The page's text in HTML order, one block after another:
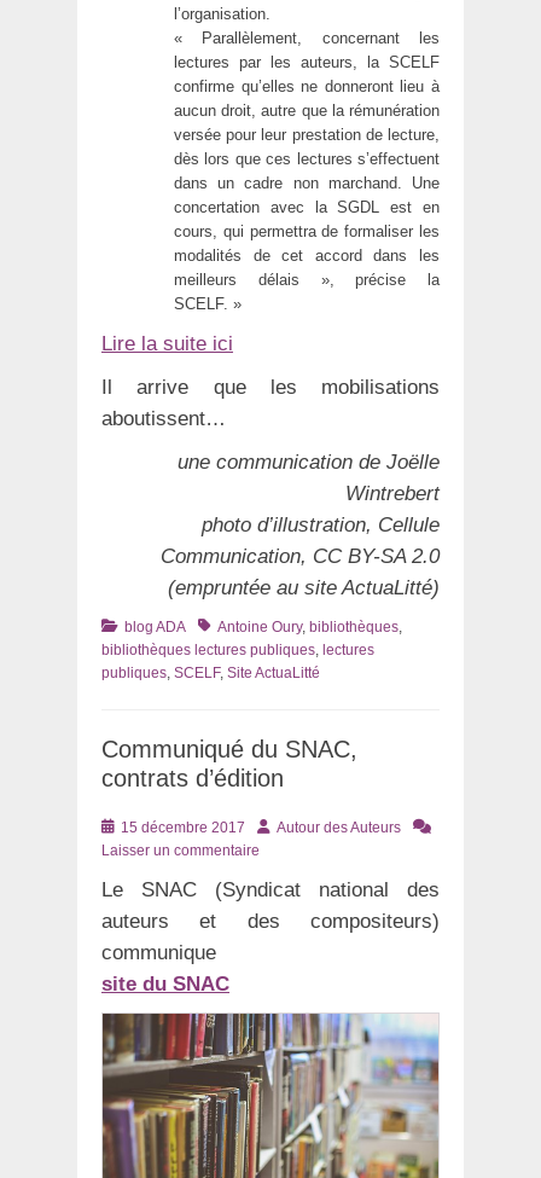
l’organisation.
« Parallèlement, concernant les
lectures par les auteurs, la SCELF
confirme qu’elles ne donneront lieu à
aucun droit, autre que la rémunération
versée pour leur prestation de lecture,
dès lors que ces lectures s’effectuent
dans un cadre non marchand. Une
concertation avec la SGDL est en
cours, qui permettra de formaliser les
modalités de cet accord dans les
meilleurs délais », précise la
SCELF. »
Lire la suite ici
Il arrive que les mobilisations
aboutissent…
une communication de Joëlle
Wintrebert
photo d’illustration, Cellule
Communication, CC BY-SA 2.0
(empruntée au site ActuaLitté)
Catégories
blog ADA TagsAntoine Oury, bibliothèques,
bibliothèques lectures publiques, lectures
publiques, SCELF, Site ActuaLitté
Communiqué du SNAC,
contrats d’édition
Posté
le
15 décembre 2017 AuteurAutour des Auteurs
Laisser un commentaire
Le SNAC (Syndicat national des
auteurs et des compositeurs)
communique
site du SNAC